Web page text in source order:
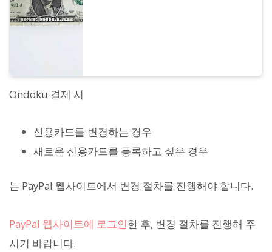
Ondoku 결제 시
신용카드를 변경하는 경우
새로운 신용카드를 등록하고 싶은 경우
는 PayPal 웹사이트에서 변경 절차를 진행해야 합니다.
PayPal 웹사이트에 로그인한 후, 변경 절차를 진행해 주
시기 바랍니다.